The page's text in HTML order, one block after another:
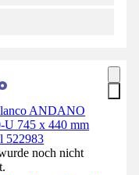
ANDANO
U 745 x 440 mm
522983
noch nicht